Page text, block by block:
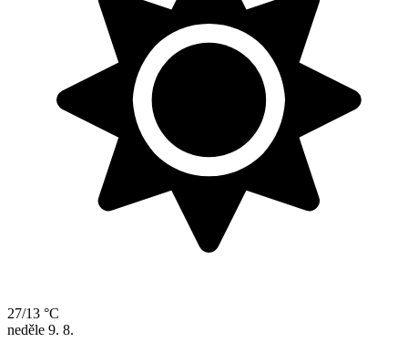
27/13 °C
neděle 9. 8.